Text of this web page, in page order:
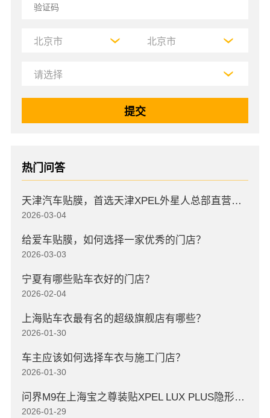
热门问答
天津汽车贴膜，首选天津XPEL外星人总部直营店，高口碑店
2026-03-04
给爱车贴膜，如何选择一家优秀的门店？
2026-03-03
宁夏有哪些贴车衣好的门店？
2026-02-04
上海贴车衣最有名的超级旗舰店有哪些？
2026-01-30
车主应该如何选择车衣与施工门店？
2026-01-30
问界M9在上海宝之尊装贴XPEL LUX PLUS隐形车衣
2026-01-29